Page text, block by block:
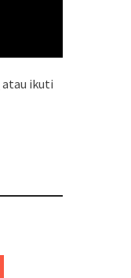
atau ikuti